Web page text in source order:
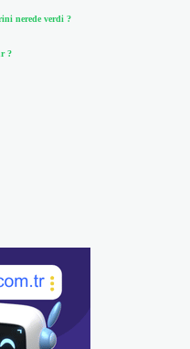
nerede verdi ?
?